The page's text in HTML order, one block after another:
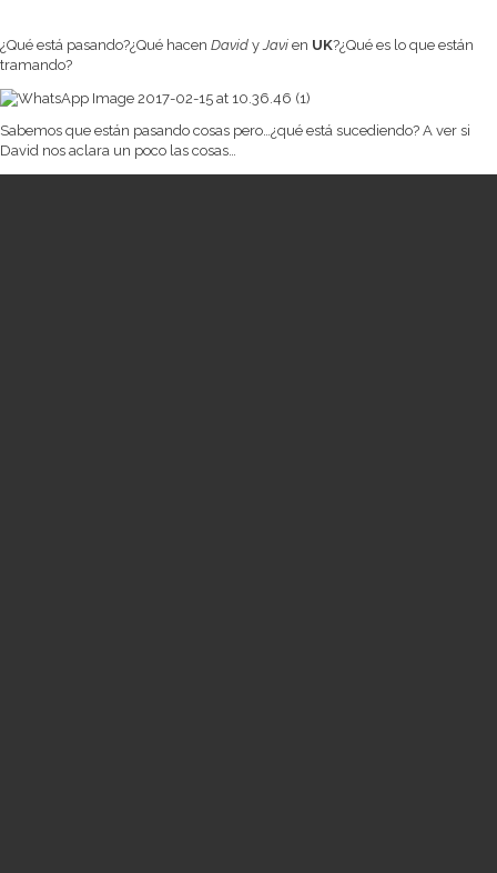
¿Qué está pasando?¿Qué hacen David yJavi en UK?¿Qué es lo que están
tramando?
Sabemos que están pasando cosas pero…¿qué está sucediendo? A ver si
David nos aclara un poco las cosas…